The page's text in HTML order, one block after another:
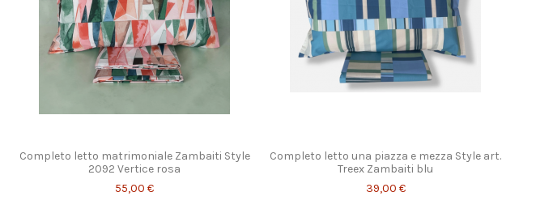
Completo letto matrimoniale Zambaiti Style
2092 Vertice rosa
55,00 €
Completo letto una piazza e mezza Style art.
Treex Zambaiti blu
39,00 €